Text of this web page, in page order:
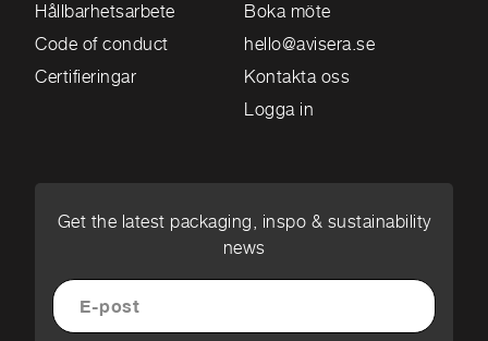
Hållbarhetsarbete
Code of conduct
Certifieringar
Boka möte
hello@avisera.se
Kontakta oss
Logga in
Get the latest packaging, inspo & sustainability
news